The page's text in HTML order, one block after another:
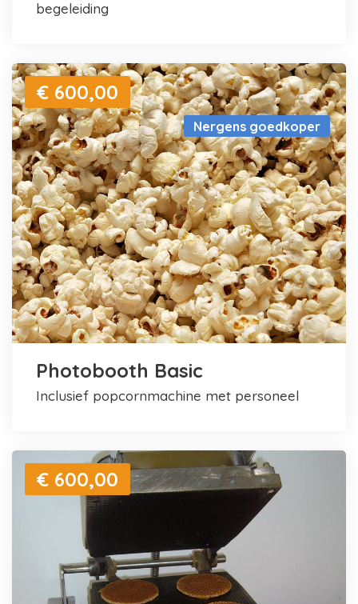
begeleiding
Nergens goedkoper
€ 600,00
Photobooth Basic
inclusief popcornmachine met personeel
€ 600,00